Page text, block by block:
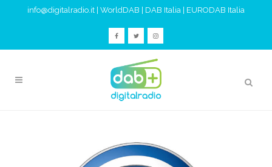
info@digitalradio.it WorldDAB DAB Italia EURODAB Italia